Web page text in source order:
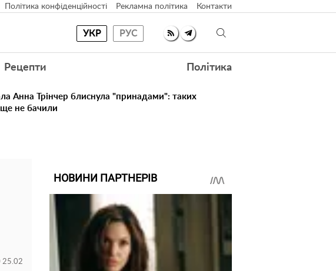
Політика конфіденційності Рекламна політика Контакти
УКР РУС
Рецепти Політика
Анна Трінчер блиснула "принадами": таких
ще не бачили
25.02
НОВИНИ ПАРТНЕРІВ